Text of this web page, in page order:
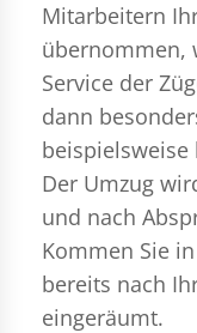
Mitarbeitern
übernommen,
Service der
dann
Der Umzug
und nach
Kommen Sie
bereits nach
eingeräumt.